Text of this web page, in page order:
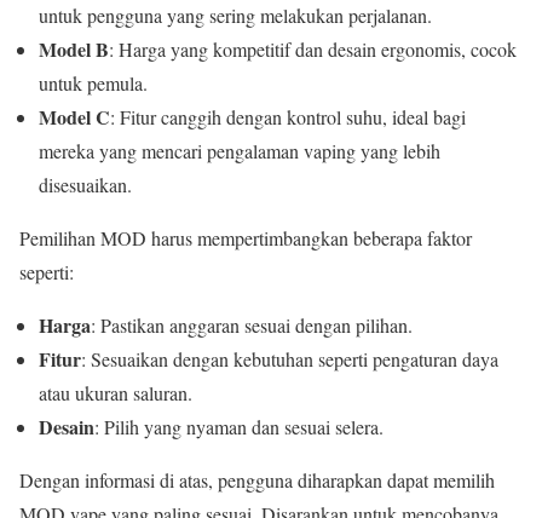
untuk pengguna yang sering melakukan perjalanan.
Model B: Harga yang kompetitif dan desain ergonomis, cocok
untuk pemula.
Model C: Fitur canggih dengan kontrol suhu, ideal bagi
mereka yang mencari pengalaman vaping yang lebih
disesuaikan.
Pemilihan MOD harus mempertimbangkan beberapa faktor
seperti:
Harga: Pastikan anggaran sesuai dengan pilihan.
Fitur: Sesuaikan dengan kebutuhan seperti pengaturan daya
atau ukuran saluran.
Desain: Pilih yang nyaman dan sesuai selera.
Dengan informasi di atas, pengguna diharapkan dapat memilih